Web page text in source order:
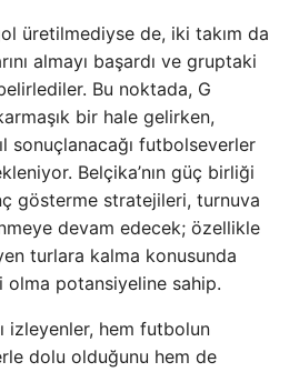
üretilmediyse de, iki takım da
almayı başardı ve gruptaki
Bu noktada, G
bir hale gelirken,
sonuçlanacağı futbolseverler
Belçika’nın güç birliği
gösterme stratejileri, turnuva
devam edecek; özellikle
turlara kalma konusunda
potansiyeline sahip.
izleyenler, hem futbolun
dolu olduğunu hem de